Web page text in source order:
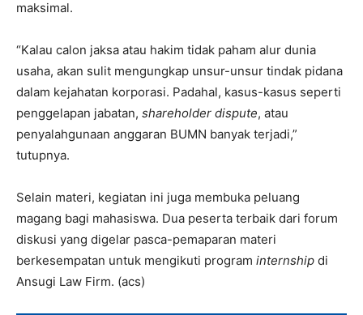
maksimal.
“Kalau calon jaksa atau hakim tidak paham alur dunia
usaha, akan sulit mengungkap unsur-unsur tindak pidana
dalam kejahatan korporasi. Padahal, kasus-kasus seperti
penggelapan jabatan, shareholder dispute, atau
penyalahgunaan anggaran BUMN banyak terjadi,”
tutupnya.
Selain materi, kegiatan ini juga membuka peluang
magang bagi mahasiswa. Dua peserta terbaik dari forum
diskusi yang digelar pasca-pemaparan materi
berkesempatan untuk mengikuti program internship di
Ansugi Law Firm. (acs)